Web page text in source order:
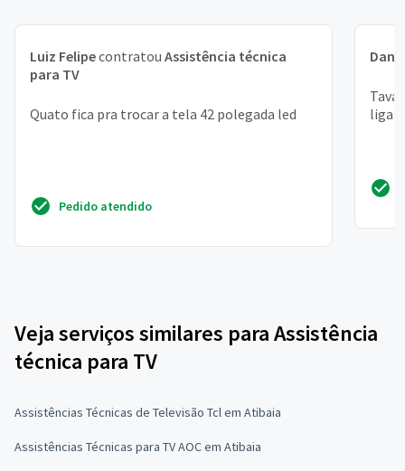
Luiz Felipecontratou Assistência técnica
para TV
Quato fica pra trocar a tela 42 polegada led
Pedido atendido
Tava
liga
Veja serviços similares para Assistência
técnica para TV
Assistências Técnicas de Televisão Tcl em Atibaia
Assistências Técnicas para TV AOC em Atibaia